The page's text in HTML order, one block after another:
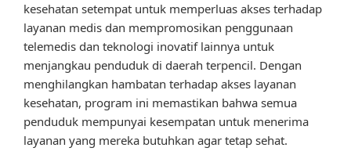
kesehatan setempat untuk memperluas akses terhadap
layanan medis dan mempromosikan penggunaan
telemedis dan teknologi inovatif lainnya untuk
menjangkau penduduk di daerah terpencil. Dengan
menghilangkan hambatan terhadap akses layanan
kesehatan, program ini memastikan bahwa semua
penduduk mempunyai kesempatan untuk menerima
layanan yang mereka butuhkan agar tetap sehat.